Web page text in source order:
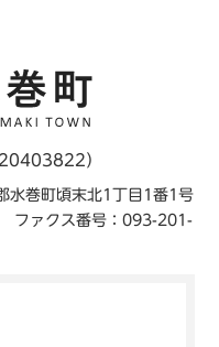
）
巻町頃末北1丁目1番1号
ファクス番号：093-201-